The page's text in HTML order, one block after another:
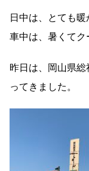
日中は、とても暖
車中は、暑くてク
昨日は、岡山県総
ってきました。